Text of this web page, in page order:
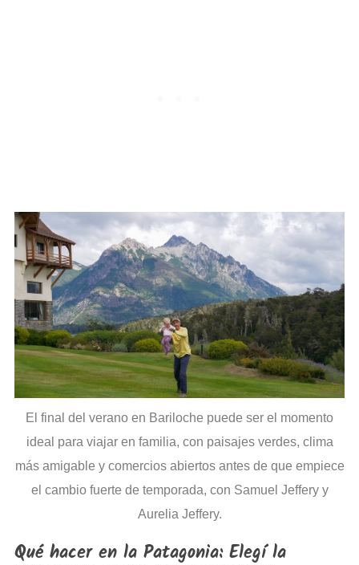
El final del verano en Bariloche puede ser el momento
ideal para viajar en familia, con paisajes verdes, clima
más amigable y comercios abiertos antes de que empiece
el cambio fuerte de temporada, con Samuel Jeffery y
Aurelia Jeffery.
Qué hacer en la Patagonia: Elegí la